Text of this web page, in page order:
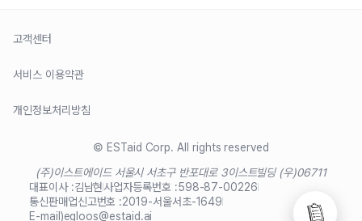
고객센터
서비스 이용약관
개인정보처리방침
© ESTaid Corp. All rights reserved
(주)이스트에이드 서울시 서초구 반포대로 3이스트빌딩 (우)06711
대표이사 :김남현사업자등록번호 :598-87-00226
통신판매업신고번호 :2019-서울서초-1649
E-mail)egloos@estaid.ai